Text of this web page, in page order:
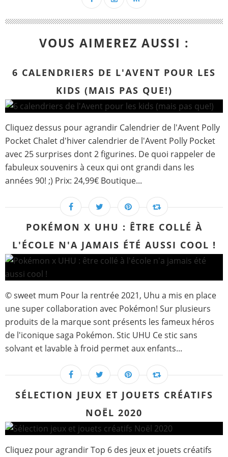
VOUS AIMEREZ AUSSI :
6 CALENDRIERS DE L'AVENT POUR LES
KIDS (MAIS PAS QUE!)
Cliquez dessus pour agrandir Calendrier de l'Avent Polly
Pocket Chalet d'hiver calendrier de l'Avent Polly Pocket
avec 25 surprises dont 2 figurines. De quoi rappeler de
fabuleux souvenirs à ceux qui ont grandi dans les
années 90! ;) Prix: 24,99€ Boutique...
POKÉMON X UHU : ÊTRE COLLÉ À
L'ÉCOLE N'A JAMAIS ÉTÉ AUSSI COOL !
© sweet mum Pour la rentrée 2021, Uhu a mis en place
une super collaboration avec Pokémon! Sur plusieurs
produits de la marque sont présents les fameux héros
de l'iconique saga Pokémon. Stic UHU Ce stic sans
solvant et lavable à froid permet aux enfants...
SÉLECTION JEUX ET JOUETS CRÉATIFS
NOËL 2020
Cliquez pour agrandir Top 6 des jeux et jouets créatifs